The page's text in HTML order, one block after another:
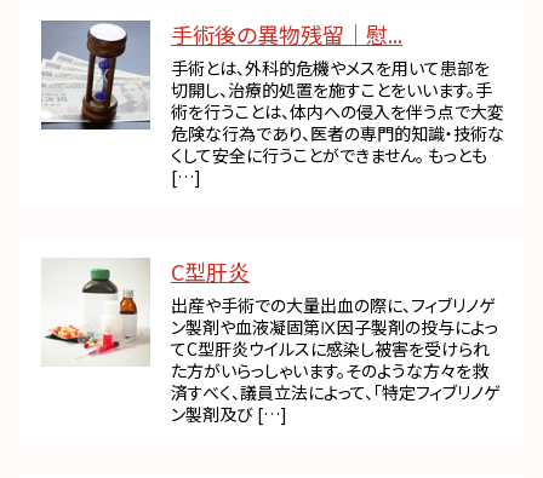
手術後の異物残留｜慰...
手術とは、外科的危機やメスを用いて患部を
切開し、治療的処置を施すことをいいます。手
術を行うことは、体内への侵入を伴う点で大変
危険な行為であり、医者の専門的知識・技術な
くして安全に行うことができません。 もっとも
[…]
C型肝炎
出産や手術での大量出血の際に、フィブリノゲ
ン製剤や血液凝固第Ⅸ因子製剤の投与によっ
てC型肝炎ウイルスに感染し被害を受けられ
た方がいらっしゃいます。そのような方々を救
済すべく、議員立法によって、「特定フィブリノゲ
ン製剤及び […]